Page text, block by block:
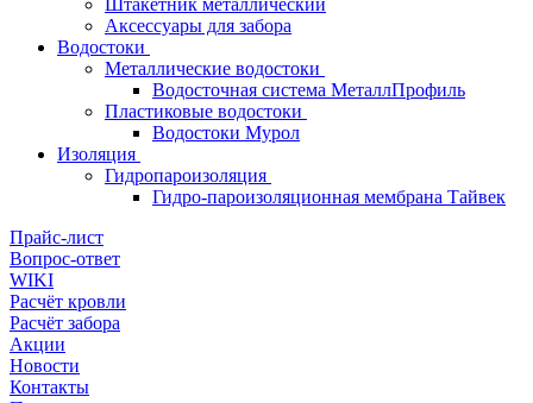
Штакетник металлический
Аксессуары для забора
Водостоки
Металлические водостоки
Водосточная система МеталлПрофиль
Пластиковые водостоки
Водостоки Мурол
Изоляция
Гидропароизоляция
Гидро-пароизоляционная мембрана Тайвек
Прайс-лист
Вопрос-ответ
WIKI
Расчёт кровли
Расчёт забора
Акции
Новости
Контакты